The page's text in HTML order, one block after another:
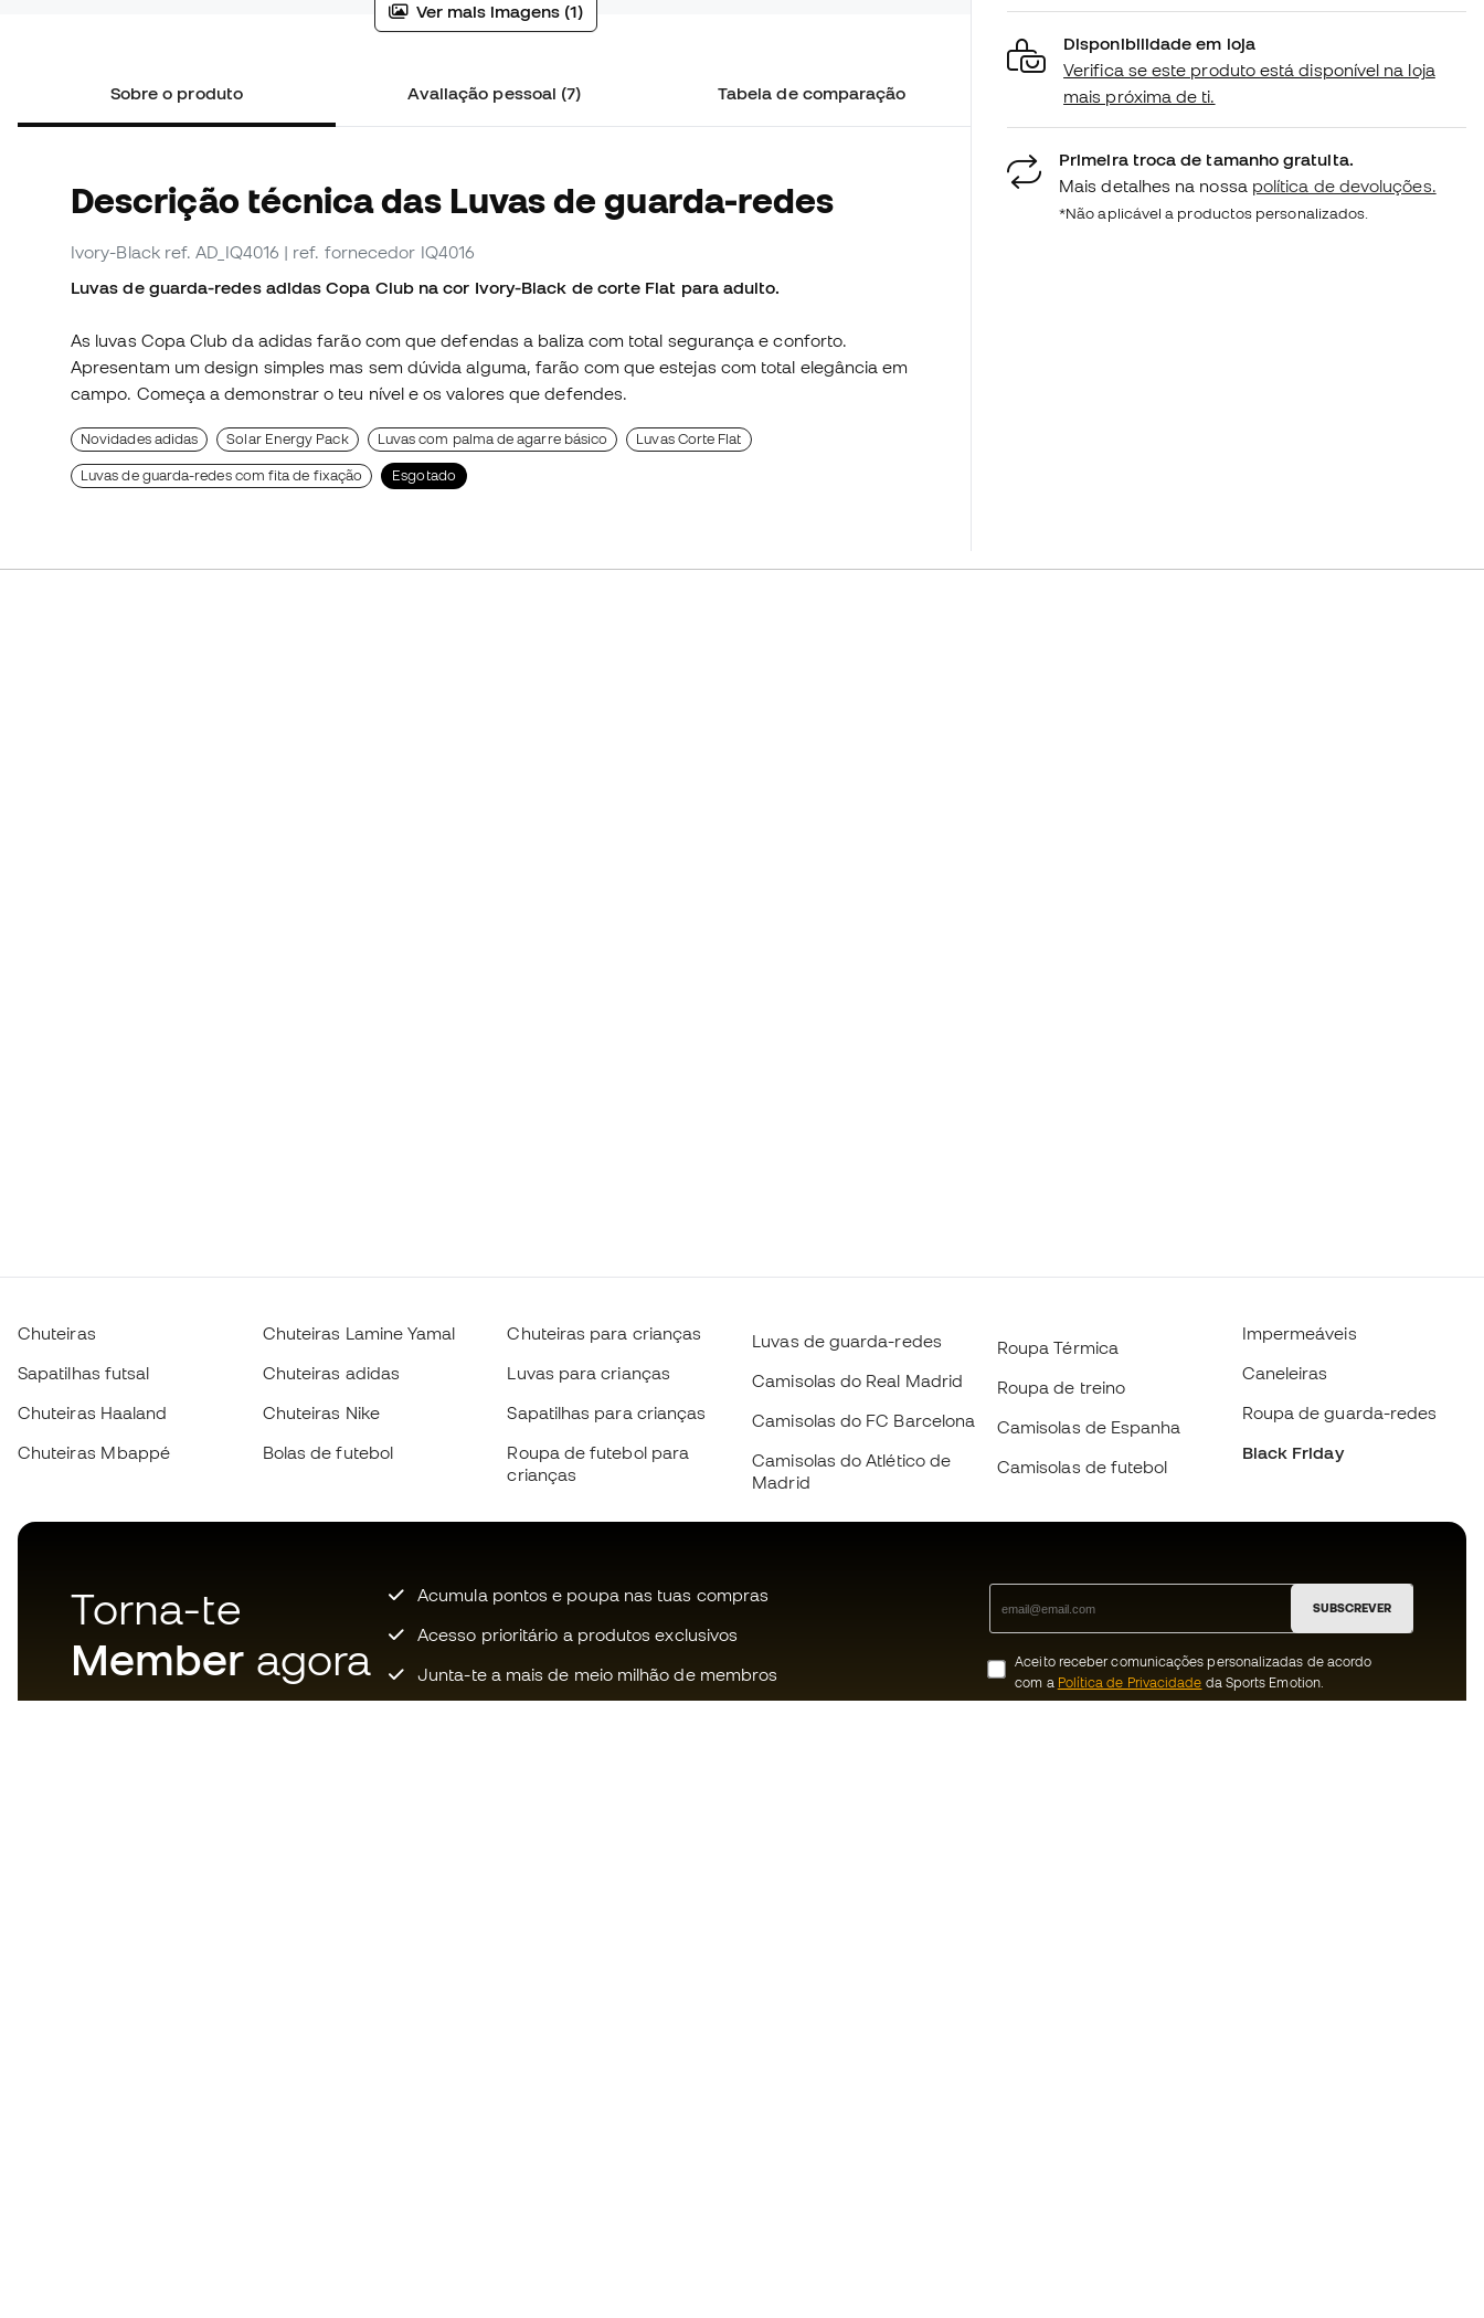
Ver mais imagens (1)
Sobre o produto Avaliação pessoal (7) Tabela de comparação
Descrição técnica das Luvas de guarda-redes
Ivory-Black ref. AD_IQ4016 | ref. fornecedor IQ4016
Luvas de guarda-redes adidas Copa Club na cor Ivory-Black de corte Flat para adulto.
As luvas Copa Club da adidas farão com que defendas a baliza com total segurança e conforto.
Apresentam um design simples mas sem dúvida alguma, farão com que estejas com total elegância em
campo. Começa a demonstrar o teu nível e os valores que defendes.
Novidades adidas Solar Energy Pack Luvas com palma de agarre básico Luvas Corte Flat
Luvas de guarda-redes com fita de fixação Esgotado
Disponibilidade em loja
Verifica se este produto está disponível na loja
mais próxima de ti.
Primeira troca de tamanho gratuita.
Mais detalhes na nossa política de devoluções.
*Não aplicável a productos personalizados.
Chuteiras
Sapatilhas futsal
Chuteiras Haaland
Chuteiras Mbappé
Chuteiras Lamine Yamal
Chuteiras adidas
Chuteiras Nike
Bolas de futebol
Chuteiras para crianças
Luvas para crianças
Sapatilhas para crianças
Roupa de futebol para
crianças
Luvas de guarda-redes
Camisolas do Real Madrid
Camisolas do FC Barcelona
Camisolas do Atlético de
Madrid
Roupa Térmica
Roupa de treino
Camisolas de Espanha
Camisolas de futebol
Impermeáveis
Caneleiras
Roupa de guarda-redes
Black Friday
Torna-te
Member agora
Acumula pontos e poupa nas tuas compras
Acesso prioritário a produtos exclusivos
Junta-te a mais de meio milhão de membros
SUBSCREVER
Aceito receber comunicações personalizadas de acordo
com a Política de Privacidade da Sports Emotion.